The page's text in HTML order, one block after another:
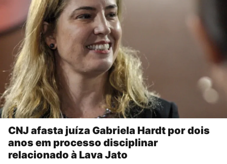
CNJ afasta juíza Gabriela Hardt por dois
anos em processo disciplinar
relacionado à Lava Jato